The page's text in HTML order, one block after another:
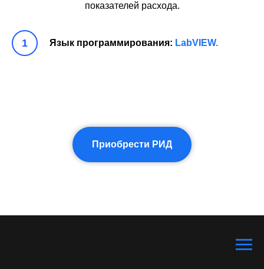
показателей расхода.
Язык программирования: LabVIEW.
Приобрести РИД